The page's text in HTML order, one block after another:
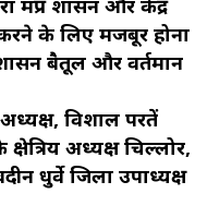
मप्र शासन और केंद्र
के लिए मजबूर होना
बैतूल और वर्तमान
विशाल परतें
अध्यक्ष चिल्लोर,
धुर्वे जिला उपाध्यक्ष